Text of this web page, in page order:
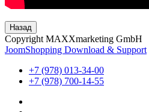
Назад
Copyright MAXXmarketing GmbH
JoomShopping Download & Support
+7 (978) 013-34-00
+7 (978) 700-14-55